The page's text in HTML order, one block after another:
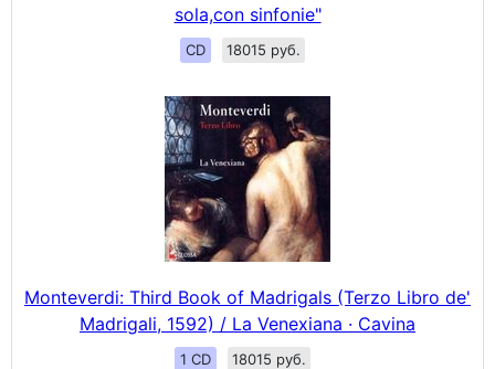
sola,con sinfonie"
CD 18015 руб.
Monteverdi: Third Book of Madrigals (Terzo Libro de'
Madrigali, 1592) / La Venexiana · Cavina
1 CD 18015 руб.